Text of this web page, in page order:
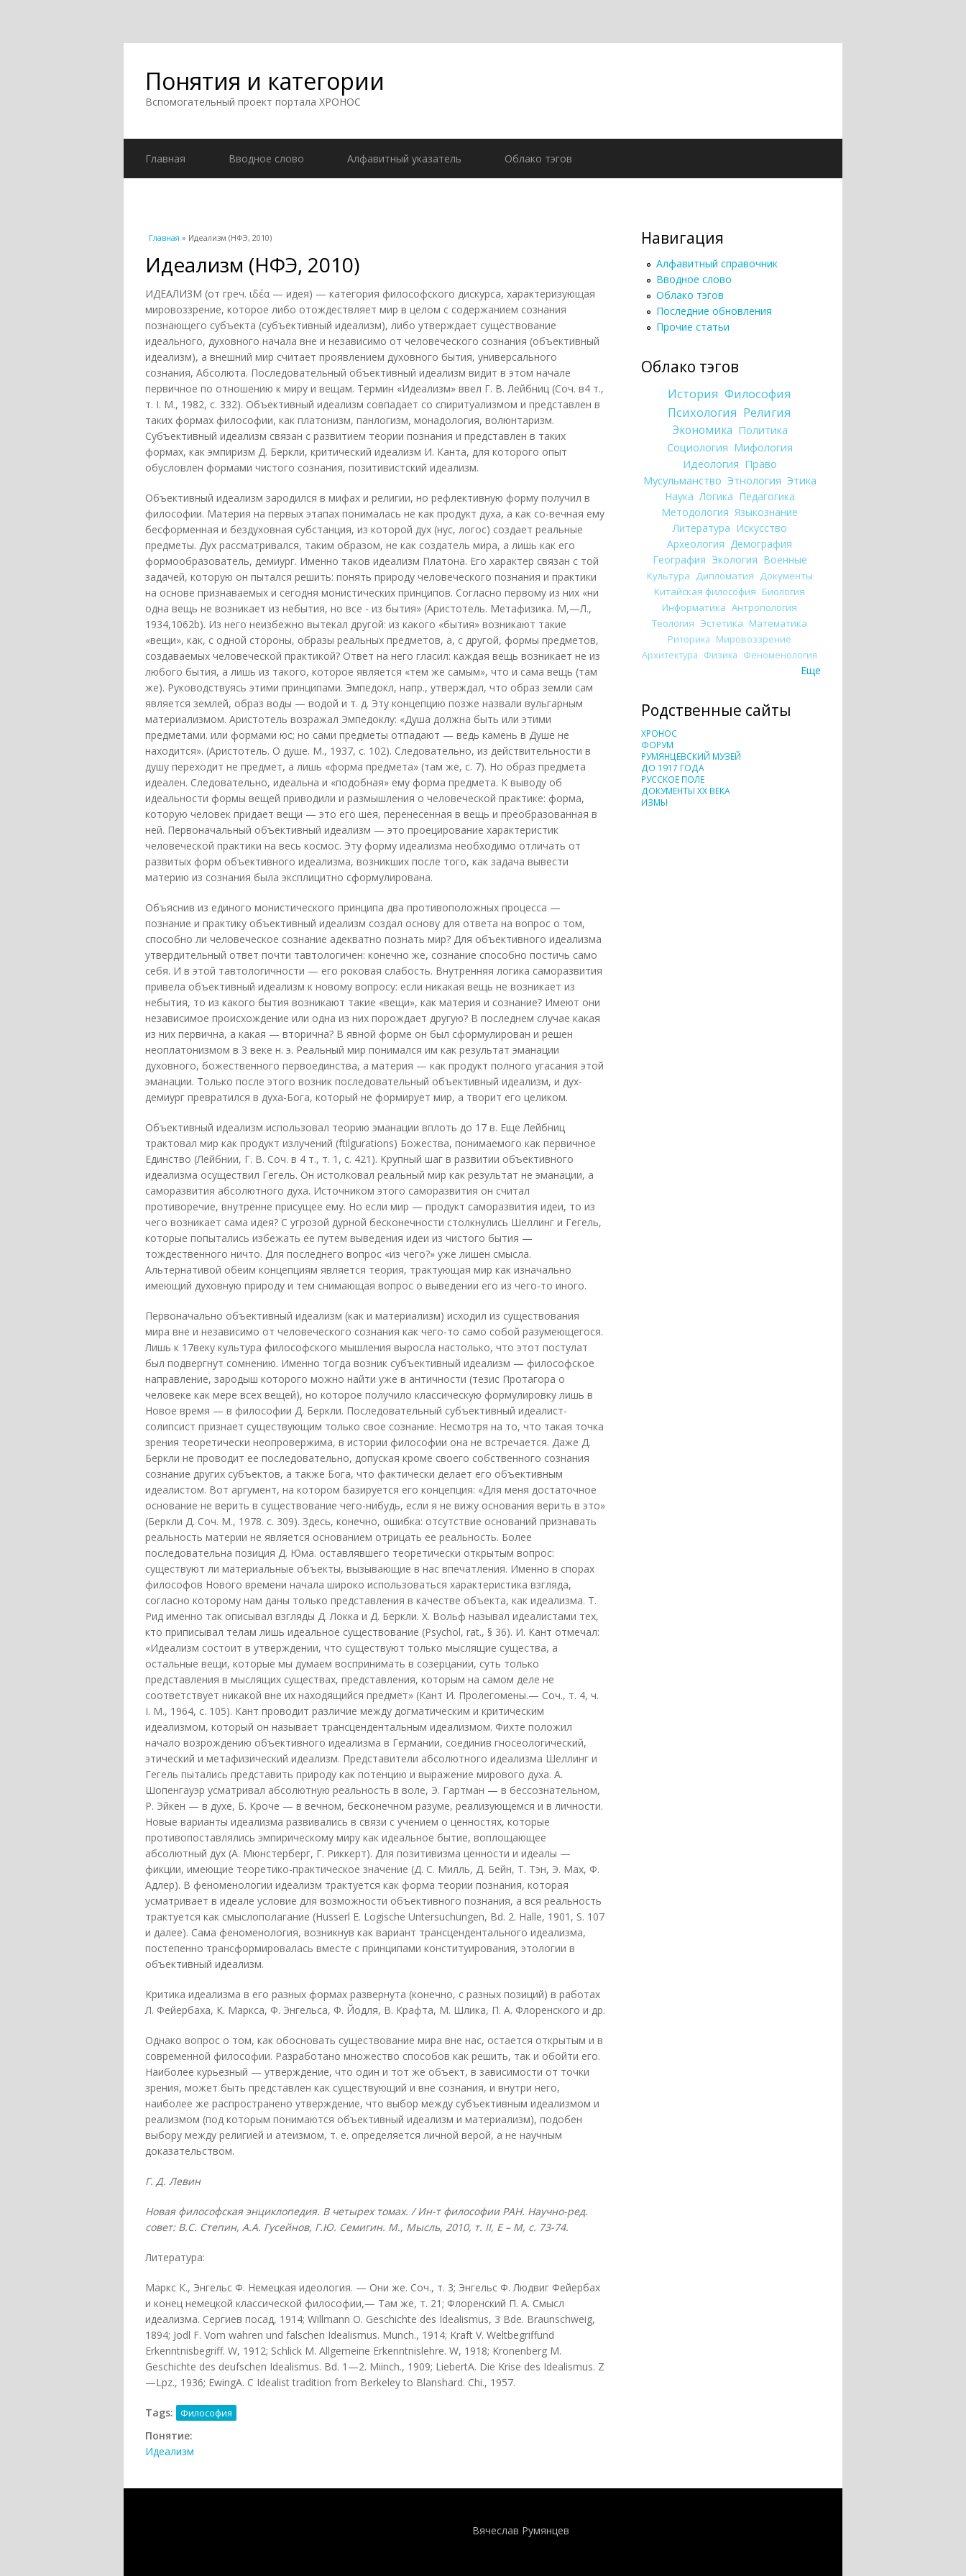
Понятия и категории
Вспомогательный проект портала ХРОНОС
Главная Вводное слово Алфавитный указатель Облако тэгов
Вы здесь
Главная » Идеализм (НФЭ, 2010)
Идеализм (НФЭ, 2010)
ИДЕАЛИЗМ (от греч. ιδέα — идея) — категория философского дискурса, характеризующая
мировоззрение, которое либо отождествляет мир в целом с содержанием сознания
познающего субъекта (субъективный идеализм), либо утверждает существование
идеального, духовного начала вне и независимо от человеческого сознания (объективный
идеализм), а внешний мир считает проявлением духовного бытия, универсального
сознания, Абсолюта. Последовательный объективный идеализм видит в этом начале
первичное по отношению к миру и вещам. Термин «Идеализм» ввел Г. В. Лейбниц (Соч. в4 т.,
т. I. М., 1982, с. 332). Объективный идеализм совпадает со спиритуализмом и представлен в
таких формах философии, как платонизм, панлогизм, монадология, волюнтаризм.
Субъективный идеализм связан с развитием теории познания и представлен в таких
формах, как эмпиризм Д. Беркли, критический идеализм И. Канта, для которого опыт
обусловлен формами чистого сознания, позитивистский идеализм.
Объективный идеализм зародился в мифах и религии, но рефлективную форму получил в
философии. Материя на первых этапах понималась не как продукт духа, а как со-вечная ему
бесформенная и бездуховная субстанция, из которой дух (нус, логос) создает реальные
предметы. Дух рассматривался, таким образом, не как создатель мира, а лишь как его
формообразователь, демиург. Именно таков идеализм Платона. Его характер связан с той
задачей, которую он пытался решить: понять природу человеческого познания и практики
на основе признаваемых и сегодня монистических принципов. Согласно первому из них «ни
одна вещь не возникает из небытия, но все - из бытия» (Аристотель. Метафизика. М,—Л.,
1934,1062b). Из него неизбежно вытекал другой: из какого «бытия» возникают такие
«вещи», как, с одной стороны, образы реальных предметов, а, с другой, формы предметов,
создаваемых человеческой практикой? Ответ на него гласил: каждая вещь возникает не из
любого бытия, а лишь из такого, которое является «тем же самым», что и сама вещь (там
же). Руководствуясь этими принципами. Эмпедокл, напр., утверждал, что образ земли сам
является землей, образ воды — водой и т. д. Эту концепцию позже назвали вульгарным
материализмом. Аристотель возражал Эмпедоклу: «Душа должна быть или этими
предметами. или формами юс; но сами предметы отпадают — ведь камень в Душе не
находится». (Аристотель. О душе. М., 1937, с. 102). Следовательно, из действительности в
душу переходит не предмет, а лишь «форма предмета» (там же, с. 7). Но образ предмета
идеален. Следовательно, идеальна и «подобная» ему форма предмета. К выводу об
идеальности формы вещей приводили и размышления о человеческой практике: форма,
которую человек придает вещи — это его шея, перенесенная в вещь и преобразованная в
ней. Первоначальный объективный идеализм — это проецирование характеристик
человеческой практики на весь космос. Эту форму идеализма необходимо отличать от
развитых форм объективного идеализма, возникших после того, как задача вывести
материю из сознания была эксплицитно сформулирована.
Объяснив из единого монистического принципа два противоположных процесса —
познание и практику объективный идеализм создал основу для ответа на вопрос о том,
способно ли человеческое сознание адекватно познать мир? Для объективного идеализма
утвердительный ответ почти тавтологичен: конечно же, сознание способно постичь само
себя. И в этой тавтологичности — его роковая слабость. Внутренняя логика саморазвития
привела объективный идеализм к новому вопросу: если никакая вещь не возникает из
небытия, то из какого бытия возникают такие «вещи», как материя и сознание? Имеют они
независимое происхождение или одна из них порождает другую? В последнем случае какая
из них первична, а какая — вторична? В явной форме он был сформулирован и решен
неоплатонизмом в 3 веке н. э. Реальный мир понимался им как результат эманации
духовного, божественного первоединства, а материя — как продукт полного угасания этой
эманации. Только после этого возник последовательный объективный идеализм, и дух-
демиург превратился в духа-Бога, который не формирует мир, а творит его целиком.
Объективный идеализм использовал теорию эманации вплоть до 17 в. Еще Лейбниц
трактовал мир как продукт излучений (ftilgurations) Божества, понимаемого как первичное
Единство (Лейбнии, Г. В. Соч. в 4 т., т. 1, с. 421). Крупный шаг в развитии объективного
идеализма осуществил Гегель. Он истолковал реальный мир как результат не эманации, а
саморазвития абсолютного духа. Источником этого саморазвития он считал
противоречие, внутренне присущее ему. Но если мир — продукт саморазвития идеи, то из
чего возникает сама идея? С угрозой дурной бесконечности столкнулись Шеллинг и Гегель,
которые попытались избежать ее путем выведения идеи из чистого бытия —
тождественного ничто. Для последнего вопрос «из чего?» уже лишен смысла.
Альтернативой обеим концепциям является теория, трактующая мир как изначально
имеющий духовную природу и тем снимающая вопрос о выведении его из чего-то иного.
Первоначально объективный идеализм (как и материализм) исходил из существования
мира вне и независимо от человеческого сознания как чего-то само собой разумеющегося.
Лишь к 17веку культура философского мышления выросла настолько, что этот постулат
был подвергнут сомнению. Именно тогда возник субъективный идеализм — философское
направление, зародыш которого можно найти уже в античности (тезис Протагора о
человеке как мере всех вещей), но которое получило классическую формулировку лишь в
Новое время — в философии Д. Беркли. Последовательный субъективный идеалист-
солипсист признает существующим только свое сознание. Несмотря на то, что такая точка
зрения теоретически неопровержима, в истории философии она не встречается. Даже Д.
Беркли не проводит ее последовательно, допуская кроме своего собственного сознания
сознание других субъектов, а также Бога, что фактически делает его объективным
идеалистом. Вот аргумент, на котором базируется его концепция: «Для меня достаточное
основание не верить в существование чего-нибудь, если я не вижу основания верить в это»
(Беркли Д. Соч. М., 1978. с. 309). Здесь, конечно, ошибка: отсутствие оснований признавать
реальность материи не является основанием отрицать ее реальность. Более
последовательна позиция Д. Юма. оставлявшего теоретически открытым вопрос:
существуют ли материальные объекты, вызывающие в нас впечатления. Именно в спорах
философов Нового времени начала широко использоваться характеристика взгляда,
согласно которому нам даны только представления в качестве объекта, как идеализма. Т.
Рид именно так описывал взгляды Д. Локка и Д. Беркли. X. Вольф называл идеалистами тех,
кто приписывал телам лишь идеальное существование (Psychol, rat., § 36). И. Кант отмечал:
«Идеализм состоит в утверждении, что существуют только мыслящие существа, а
остальные вещи, которые мы думаем воспринимать в созерцании, суть только
представления в мыслящих существах, представления, которым на самом деле не
соответствует никакой вне их находящийся предмет» (Кант И. Пролегомены.— Соч., т. 4, ч.
I. М., 1964, с. 105). Кант проводит различие между догматическим и критическим
идеализмом, который он называет трансцендентальным идеализмом. Фихте положил
начало возрождению объективного идеализма в Германии, соединив гносеологический,
этический и метафизический идеализм. Представители абсолютного идеализма Шеллинг и
Гегель пытались представить природу как потенцию и выражение мирового духа. А.
Шопенгауэр усматривал абсолютную реальность в воле, Э. Гартман — в бессознательном,
Р. Эйкен — в духе, Б. Кроче — в вечном, бесконечном разуме, реализующемся и в личности.
Новые варианты идеализма развивались в связи с учением о ценностях, которые
противопоставлялись эмпирическому миру как идеальное бытие, воплощающее
абсолютный дух (А. Мюнстерберг, Г. Риккерт). Для позитивизма ценности и идеалы —
фикции, имеющие теоретико-практическое значение (Д. С. Милль, Д. Бейн, Т. Тэн, Э. Мах, Ф.
Адлер). В феноменологии идеализм трактуется как форма теории познания, которая
усматривает в идеале условие для возможности объективного познания, а вся реальность
трактуется как смыслополагание (Husserl Е. Logische Untersuchungen, Bd. 2. Halle, 1901, S. 107
и далее). Сама феноменология, возникнув как вариант трансцендентального идеализма,
постепенно трансформировалась вместе с принципами конституирования, этологии в
объективный идеализм.
Критика идеализма в его разных формах развернута (конечно, с разных позиций) в работах
Л. Фейербаха, К. Маркса, Ф. Энгельса, Ф. Йодля, В. Крафта, М. Шлика, П. А. Флоренского и др.
Однако вопрос о том, как обосновать существование мира вне нас, остается открытым и в
современной философии. Разработано множество способов как решить, так и обойти его.
Наиболее курьезный — утверждение, что один и тот же объект, в зависимости от точки
зрения, может быть представлен как существующий и вне сознания, и внутри него,
наиболее же распространено утверждение, что выбор между субъективным идеализмом и
реализмом (под которым понимаются объективный идеализм и материализм), подобен
выбору между религией и атеизмом, т. е. определяется личной верой, а не научным
доказательством.
Г. Д. Левин
Новая философская энциклопедия. В четырех томах. / Ин-т философии РАН. Научно-ред.
совет: В.С. Степин, А.А. Гусейнов, Г.Ю. Семигин. М., Мысль, 2010, т. II, Е – М, с. 73-74.
Литература:
Маркс К., Энгельс Ф. Немецкая идеология. — Они же. Соч., т. 3; Энгельс Ф. Людвиг Фейербах
и конец немецкой классической философии,— Там же, т. 21; Флоренский П. А. Смысл
идеализма. Сергиев посад, 1914; Willmann О. Geschichte des Idealismus, 3 Bde. Braunschweig,
1894; Jodl F. Vom wahren und falschen Idealismus. Munch., 1914; Kraft V. Weltbegriffund
Erkenntnisbegriff. W, 1912; Schlick M. Allgemeine Erkenntnislehre. W, 1918; Kronenberg M.
Geschichte des deufschen Idealismus. Bd. 1—2. Miinch., 1909; LiebertA. Die Krise des Idealismus. Z
—Lpz., 1936; EwingA. С Idealist tradition from Berkeley to Blanshard. Chi., 1957.
Tags: Философия
Понятие:
Идеализм
Навигация
Алфавитный справочник
Вводное слово
Облако тэгов
Последние обновления
Прочие статьи
Облако тэгов
История Философия
Психология Религия
Экономика Политика
Социология Мифология
Идеология Право
Мусульманство Этнология Этика
Наука Логика Педагогика
Методология Языкознание
Литература Искусство
Археология Демография
География Экология Военные
Культура Дипломатия Документы
Китайская философия Биология
Информатика Антропология
Теология Эстетика Математика
Риторика Мировоззрение
Архитектура Физика Феноменология
Еще
Родственные сайты
ХРОНОС
ФОРУМ
РУМЯНЦЕВСКИЙ МУЗЕЙ
ДО 1917 ГОДА
РУССКОЕ ПОЛЕ
ДОКУМЕНТЫ XX ВЕКА
ИЗМЫ
Вячеслав Румянцев